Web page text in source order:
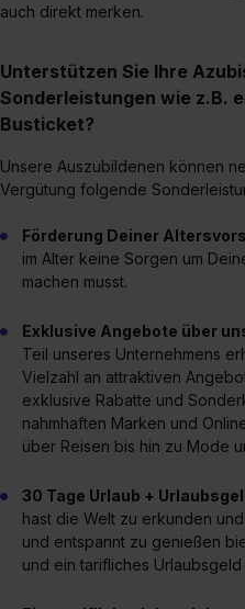
auch direkt merken.
Unterstützen Sie Ihre
Sonderleistungen wie z.B.
Busticket?
Unsere Auszubildenen können
Vergütung folgende
Förderung Deiner
im Alter keine Sorgen um
machen musst.
Exklusive Angebote über
Teil unseres Unternehmens
Vielzahl an attraktiven
exklusive Rabatte und
nahmhaften Marken und
über Reisen bis hin zu Mode
30 Tage Urlaub +
hast die Welt zu erkunden
und entspannt zu genießen
und ein tarifliches Urlaubsgeld